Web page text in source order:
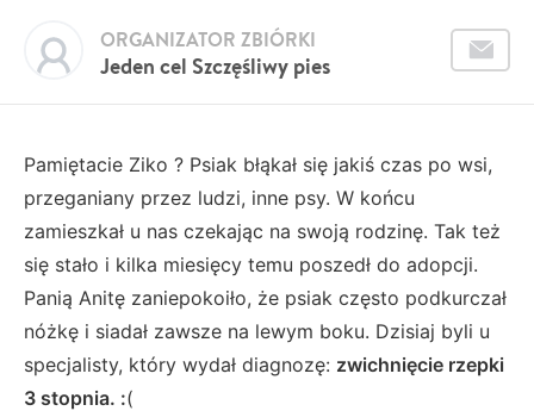
Jeden cel Szczęśliwy pies
ORGANIZATOR ZBIÓRKI
Pamiętacie Ziko ? Psiak błąkał się jakiś czas po wsi,
przeganiany przez ludzi, inne psy. W końcu
zamieszkał u nas czekając na swoją rodzinę. Tak też
się stało i kilka miesięcy temu poszedł do adopcji.
Panią Anitę zaniepokoiło, że psiak często podkurczał
nóżkę i siadał zawsze na lewym boku. Dzisiaj byli u
specjalisty, który wydał diagnozę: zwichnięcie rzepki
3 stopnia. :(